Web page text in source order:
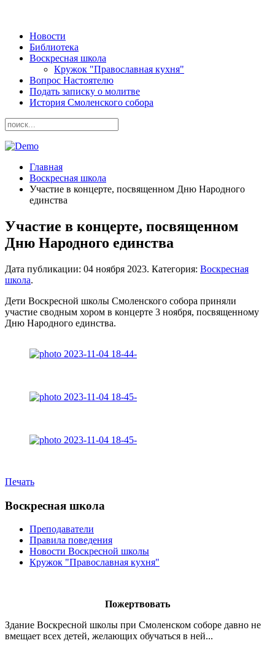
Новости
Библиотека
Воскресная школа
Кружок "Православная кухня"
Вопрос Настоятелю
Подать записку о молитве
История Смоленского собора
Главная
Воскресная школа
Участие в концерте, посвященном Дню Народного
единства
Участие в концерте, посвященном
Дню Народного единства
Дата публикации: 04 ноября 2023. Категория: Воскресная
школа.
Дети Воскресной школы Смоленского собора приняли
участие сводным хором в концерте 3 ноября, посвященному
Дню Народного единства.
Печать
Воскресная школа
Преподаватели
Правила поведения
Новости Воскресной школы
Кружок "Православная кухня"
Пожертвовать
Здание Воскресной школы при Смоленском соборе давно не
вмещает всех детей, желающих обучаться в ней...